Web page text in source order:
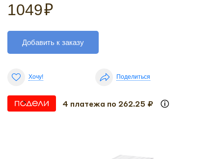
1049₽
Добавить к заказу
Хочу! Поделиться
4 платежа по 262.25 ₽